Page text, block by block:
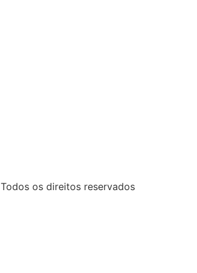
Todos os direitos reservados